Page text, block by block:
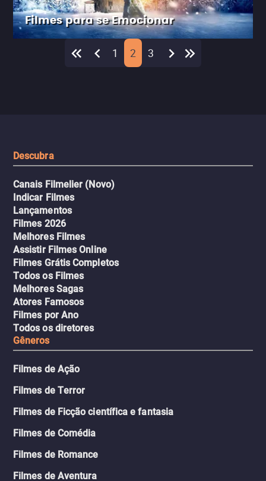
Filmes para se Emocionar
1 2 3
Descubra
Canais Filmelier (Novo)
Indicar Filmes
Lançamentos
Filmes 2026
Melhores Filmes
Assistir Filmes Online
Filmes Grátis Completos
Todos os Filmes
Melhores Sagas
Atores Famosos
Filmes por Ano
Todos os diretores
Gêneros
Filmes de Ação
Filmes de Terror
Filmes de Ficção científica e fantasia
Filmes de Comédia
Filmes de Romance
Filmes de Aventura